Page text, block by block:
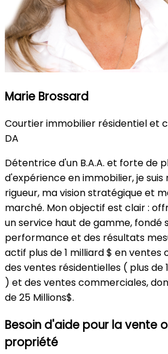
Marie Brossard
Courtier immobilier résidentiel et
DA
Détentrice d'un B.A.A. et forte de
d'expérience en immobilier, je
rigueur, ma vision stratégique et
marché. Mon objectif est clair :
un service haut de gamme, fondé
performance et des résultats
actif plus de 1 milliard $ en ventes
des ventes résidentielles ( plus de
) et des ventes commerciales,
de 25 Millions$.
Besoin d'aide pour la vente
propriété